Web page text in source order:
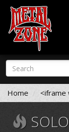
Skip
main
content
Search
form
Search
Home <iframe
SOLO